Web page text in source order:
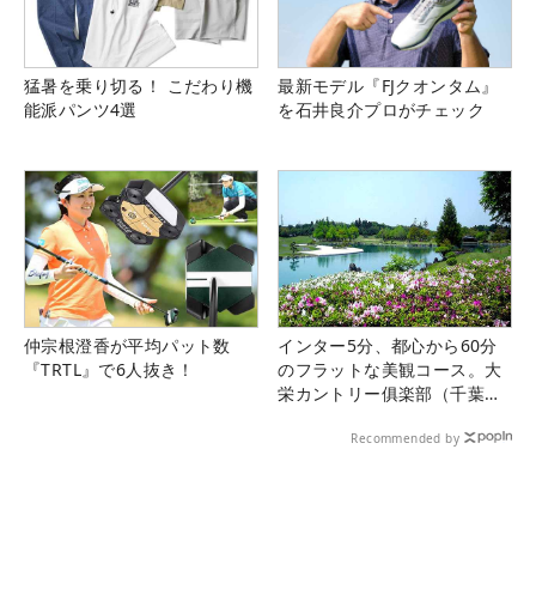
猛暑を乗り切る！ こだわり機
能派パンツ4選
最新モデル『FJクオンタム』
を石井良介プロがチェック
仲宗根澄香が平均パット数
『TRTL』で6人抜き！
インター5分、都心から60分
のフラットな美観コース。大
栄カントリー俱楽部（千葉
Recommended by